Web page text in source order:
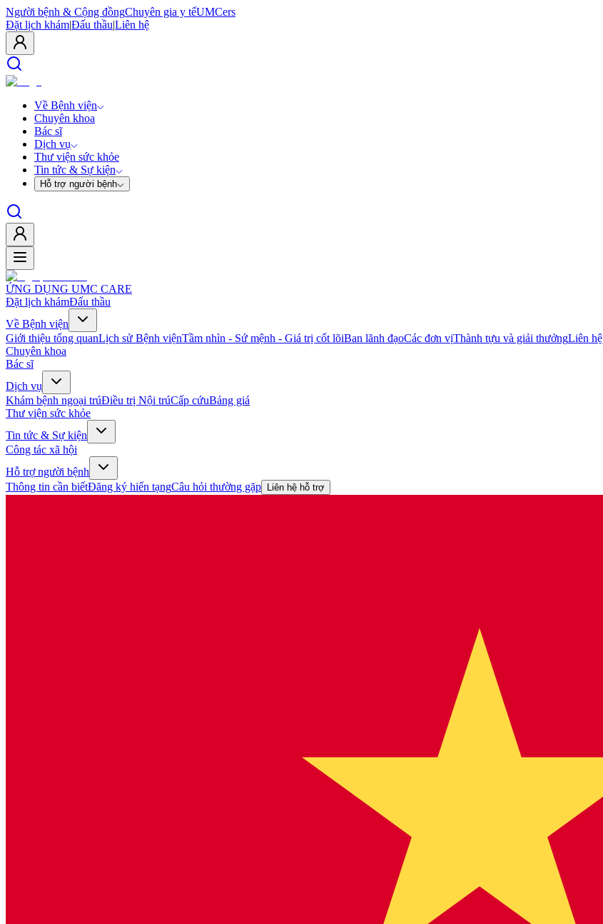
Người bệnh & Cộng đồngChuyên gia y tếUMCers
Đặt lịch khám|Đấu thầu|Liên hệ
Về Bệnh viện
Chuyên khoa
Bác sĩ
Dịch vụ
Thư viện sức khỏe
Tin tức & Sự kiện
Hỗ trợ người bệnh
ỨNG DỤNG UMC CARE
Đặt lịch khámĐấu thầu
Về Bệnh viện
Giới thiệu tổng quanLịch sử Bệnh việnTầm nhìn - Sứ mệnh - Giá trị cốt lõiBan lãnh đạoCác đơn vịThành tựu và giải thưởngLiên hệ
Chuyên khoa
Bác sĩ
Dịch vụ
Khám bệnh ngoại trúĐiều trị Nội trúCấp cứuBảng giá
Thư viện sức khỏe
Tin tức & Sự kiện
Công tác xã hội
Hỗ trợ người bệnh
Thông tin cần biếtĐăng ký hiến tạngCâu hỏi thường gặp Liên hệ hỗ trợ